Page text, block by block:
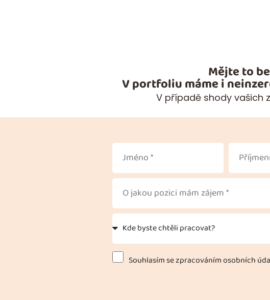
Mějte to
V portfoliu máme i
V případě shody vašich
Souhlasím se zpracováním osobních